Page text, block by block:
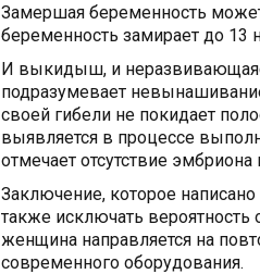
Замершая беременность
беременность замирает до 13
И выкидыш, и
подразумевает
своей гибели не покидает
выявляется в процессе
отмечает отсутствие
Заключение, которое
также исключать вероятность
женщина направляется на
современного оборудования.